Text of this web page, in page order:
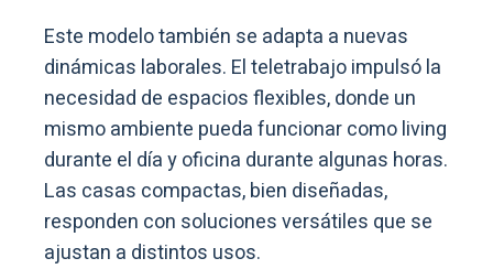
Este modelo también se adapta a nuevas
dinámicas laborales. El teletrabajo impulsó la
necesidad de espacios flexibles, donde un
mismo ambiente pueda funcionar como living
durante el día y oficina durante algunas horas.
Las casas compactas, bien diseñadas,
responden con soluciones versátiles que se
ajustan a distintos usos.